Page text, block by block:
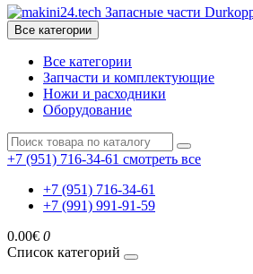
Все категории
Все категории
Запчасти и комплектующие
Ножи и расходники
Оборудование
+7 (951) 716-34-61 смотреть все
+7 (951) 716-34-61
+7 (991) 991-91-59
0.00€ 0
Список категорий